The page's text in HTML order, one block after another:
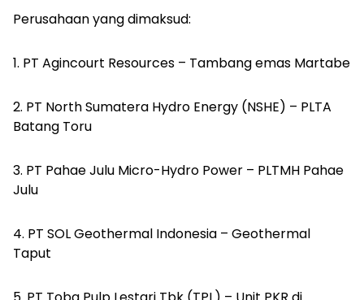
Perusahaan yang dimaksud:
1.⁠ ⁠PT Agincourt Resources – Tambang emas Martabe
2.⁠ ⁠PT North Sumatera Hydro Energy (NSHE) – PLTA
Batang Toru
3.⁠ ⁠PT Pahae Julu Micro-Hydro Power – PLTMH Pahae
Julu
4.⁠ ⁠PT SOL Geothermal Indonesia – Geothermal
Taput